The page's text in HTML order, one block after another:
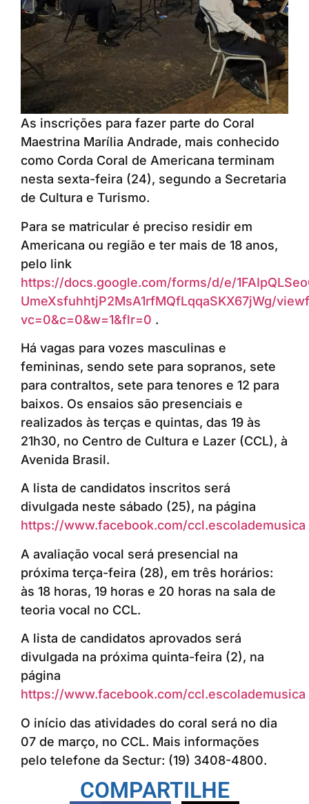
As inscrições para fazer parte do Coral
Maestrina Marília Andrade, mais conhecido
como Corda Coral de Americana terminam
nesta sexta-feira (24), segundo a Secretaria
de Cultura e Turismo.
Para se matricular é preciso residir em
Americana ou região e ter mais de 18 anos,
pelo link
https://docs.google.com/forms/d/e/
UmeXsfuhhtjP2MsA1rfMQfLqqaSKX67jWg/
vc=0&c=0&w=1&flr=0 .
Há vagas para vozes masculinas e
femininas, sendo sete para sopranos, sete
para contraltos, sete para tenores e 12 para
baixos. Os ensaios são presenciais e
realizados às terças e quintas, das 19 às
21h30, no Centro de Cultura e Lazer (CCL), à
Avenida Brasil.
A lista de candidatos inscritos será
divulgada neste sábado (25), na página
https://www.facebook.com/ccl.escolademusica
A avaliação vocal será presencial na
próxima terça-feira (28), em três horários:
às 18 horas, 19 horas e 20 horas na sala de
teoria vocal no CCL.
A lista de candidatos aprovados será
divulgada na próxima quinta-feira (2), na
página
https://www.facebook.com/ccl.escolademusica
O início das atividades do coral será no dia
07 de março, no CCL. Mais informações
pelo telefone da Sectur: (19) 3408-4800.
COMPARTILHE